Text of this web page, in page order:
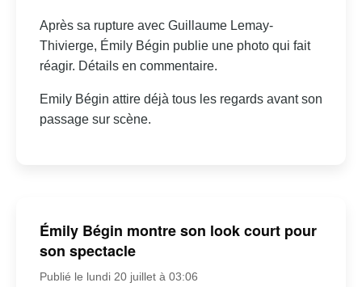
Après sa rupture avec Guillaume Lemay-
Thivierge, Émily Bégin publie une photo qui fait
réagir. Détails en commentaire.
Emily Bégin attire déjà tous les regards avant son
passage sur scène.
Émily Bégin montre son look court pour
son spectacle
Publié le lundi 20 juillet à 03:06